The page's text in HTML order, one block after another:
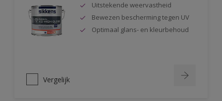
Uitstekende weervastheid
Bewezen bescherming tegen UV
Optimaal glans- en kleurbehoud
Vergelijk